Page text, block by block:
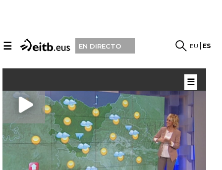
☰ EN DIRECTO EU ES
☰